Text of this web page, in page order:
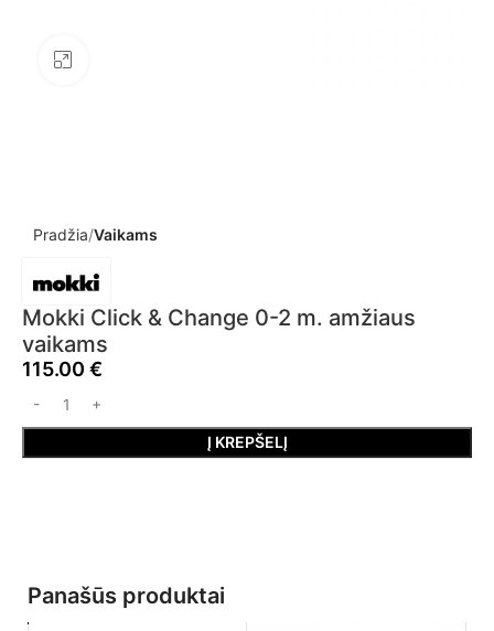
Pradžia Vaikams
Mokki Click & Change 0-2 m. amžiaus
vaikams
115.00 €
Į KREPŠELĮ
Panašūs produktai